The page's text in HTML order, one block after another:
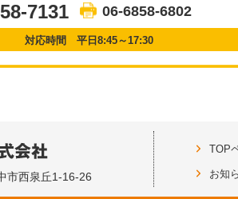
7131 06-6858-6802
対応時間 平日8:45～17:30
西泉丘1-16-26
TOP
お知